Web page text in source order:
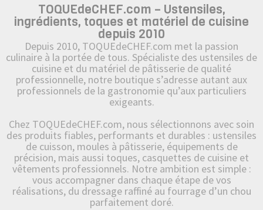
TOQUEdeCHEF.com – Ustensiles,
ingrédients, toques et matériel de cuisine
depuis 2010
Depuis 2010, TOQUEdeCHEF.com met la passion
culinaire à la portée de tous. Spécialiste des ustensiles de
cuisine et du matériel de pâtisserie de qualité
professionnelle, notre boutique s’adresse autant aux
professionnels de la gastronomie qu’aux particuliers
exigeants.
Chez TOQUEdeCHEF.com, nous sélectionnons avec soin
des produits fiables, performants et durables : ustensiles
de cuisson, moules à pâtisserie, équipements de
précision, mais aussi toques, casquettes de cuisine et
vêtements professionnels. Notre ambition est simple :
vous accompagner dans chaque étape de vos
réalisations, du dressage raffiné au fourrage d’un chou
parfaitement doré.